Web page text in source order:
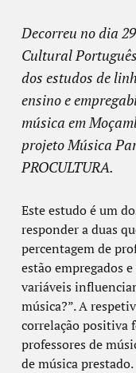
Decorreu no dia
Cultural
dos estudos de
ensino e
música em
projeto Música
PROCULTURA.
Este estudo é um
responder a duas
percentagem de
estão empregados
variáveis
música?”. A
correlação positiva
professores de
de música prestado.